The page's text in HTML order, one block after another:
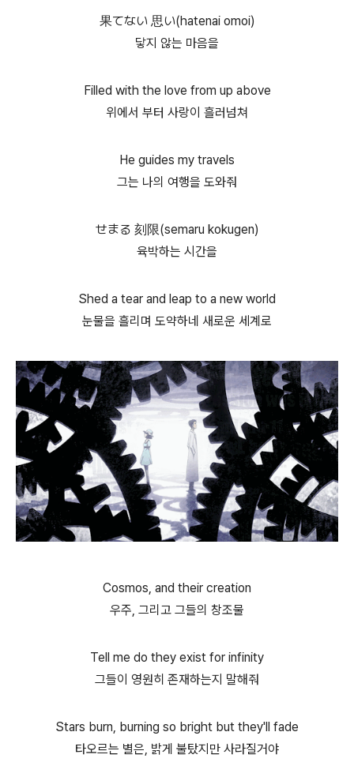
果てない 思い(hatenai omoi)
닿지 않는 마음을
Filled with the love from up above
위에서 부터 사랑이 흘러넘쳐
He guides my travels
그는 나의 여행을 도와줘
せまる 刻限(semaru kokugen)
육박하는 시간을
Shed a tear and leap to a new world
눈물을 흘리며 도약하네 새로운 세계로
Cosmos, and their creation
우주, 그리고 그들의 창조물
Tell me do they exist for infinity
그들이 영원히 존재하는지 말해줘
Stars burn, burning so bright but they'll fade
타오르는 별은, 밝게 불탔지만 사라질거야